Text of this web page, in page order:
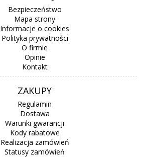
Bezpieczeństwo
Mapa strony
Informacje o cookies
Polityka prywatności
O firmie
Opinie
Kontakt
ZAKUPY
Regulamin
Dostawa
Warunki gwarancji
Kody rabatowe
Realizacja zamówień
Statusy zamówień